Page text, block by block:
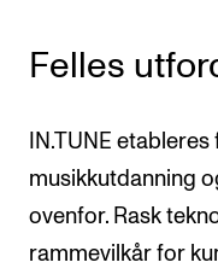
Felles
IN.TUNE
musikkutdanning
ovenfor. Rask
rammevilkår for